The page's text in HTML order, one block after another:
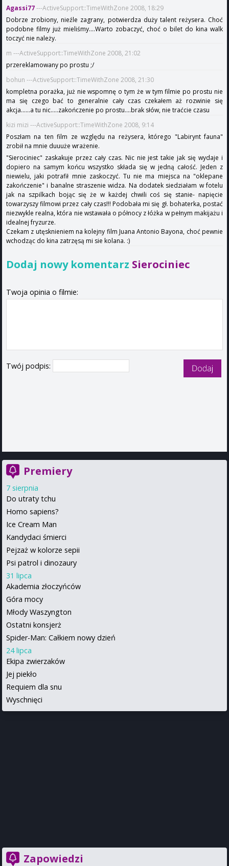
Agassi77---ActiveSupport::TimeWithZone 2008, 18:29
Dobrze zrobiony, nieźle zagrany, potwierdza duży talent reżysera. Choć
podobne filmy już mieliśmy....Warto zobaczyć, choć o bilet do kina walk
toczyć nie należy.
m ---ActiveSupport::TimeWithZone 2008, 21:02
przereklamowany po prostu ;/
bohun ---ActiveSupport::TimeWithZone 2008, 21:30
kompletna porażka, już nie wspomnę o tym że w tym filmie po prostu nie
ma się czego bać to generalnie cały czas czekałem aż rozwinie się
akcja......a tu nic.....zakończenie po prostu....brak słów, nie traćcie czasu
kizi mizi ---ActiveSupport::TimeWithZone 2008, 9:14
Poszłam na ten film ze względu na reżysera, którego "Labirynt fauna"
zrobił na mnie duuuże wrażenie.
"Sierociniec" zaskakuje przez cały czas. Nic nie jest takie jak się wydaje i
dopiero na samym końcu wszystko składa się w jedną całość. Jeden z
niewielu, jaki potrafił mnie zaskoczyć. Tu nie ma miejsca na "oklepane
zakończenie" i banalne straszenie widza. Na dodatek siedziałam w fotelu
jak na szpilkach bojąc się że w każdej chwili coś się stanie- napięcie
towarzyszy filmowi przez cały czas!!! Podobała mi się gł. bohaterka, postać
niezwykle realna, która nie wstawała o północy z łóżka w pełnym makijażu i
idealnej fryzurze.
Czekam z utęsknieniem na kolejny film Juana Antonio Bayona, choć pewnie
wchodząc do kina zatrzęsą mi sie kolana. :)
Dodaj nowy komentarz Sierociniec
Twoja opinia o filmie:
Twój podpis:
Premiery
7 sierpnia
Do utraty tchu
Homo sapiens?
Ice Cream Man
Kandydaci śmierci
Pejzaż w kolorze sepii
Psi patrol i dinozaury
31 lipca
Akademia złoczyńców
Góra mocy
Młody Waszyngton
Ostatni konsjerż
Spider-Man: Całkiem nowy dzień
24 lipca
Ekipa zwierzaków
Jej piekło
Requiem dla snu
Wyschnięci
Zapowiedzi